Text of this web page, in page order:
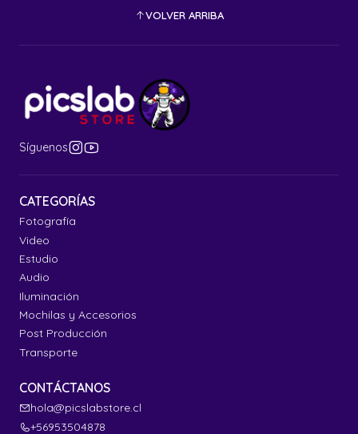
VOLVER ARRIBA
Síguenos
CATEGORÍAS
Fotografía
Video
Estudio
Audio
Iluminación
Mochilas y Accesorios
Post Producción
Transporte
CONTÁCTANOS
hola@picslabstore.cl
+56953504878